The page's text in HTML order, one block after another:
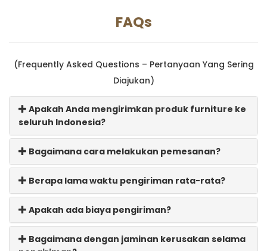
FAQs
(Frequently Asked Questions – Pertanyaan Yang Sering
Diajukan)
Apakah Anda mengirimkan produk furniture ke
seluruh Indonesia?
Bagaimana cara melakukan pemesanan?
Berapa lama waktu pengiriman rata-rata?
Apakah ada biaya pengiriman?
Bagaimana dengan jaminan kerusakan selama